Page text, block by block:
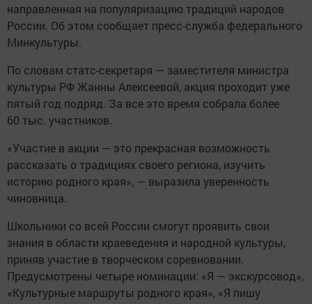
направленная на популяризацию традиций народов
России. Об этом сообщает пресс-служба федерального
Минкультуры.
По словам статс-секретаря — заместителя министра
культуры РФ Жанны Алексеевой, акция проходит уже
пятый год подряд. За все это время собрала более
60 тыс. участников.
«Участие в акции — это прекрасная возможность
рассказать о традициях своего региона, изучить
историю родного края», — выразила уверенность
чиновница.
Школьники со всей России смогут проявить свои
знания в области краеведения и народной культуры,
приняв участие в творческом соревновании.
Предусмотрены четыре номинации: «Я — экскурсовод»,
«Культурные маршруты родного края», «Я пишу